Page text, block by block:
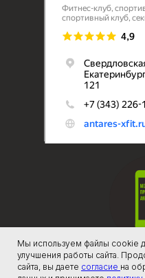
Мы используем файлы cookie
улучшения работы сайта.
сайта, вы даете согласие на